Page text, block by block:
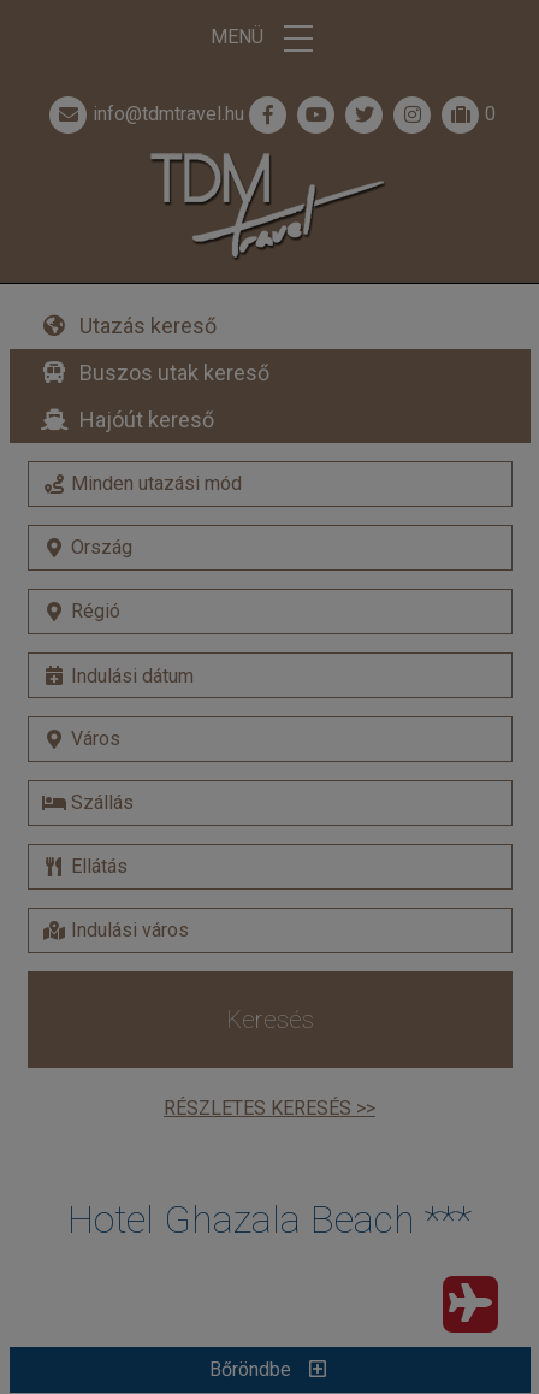
MENÜ
info@tdmtravel.hu 0
Utazás kereső
Buszos utak kereső
Hajóút kereső
Keresés
RÉSZLETES KERESÉS >>
Hotel Ghazala Beach ***
Bőröndbe